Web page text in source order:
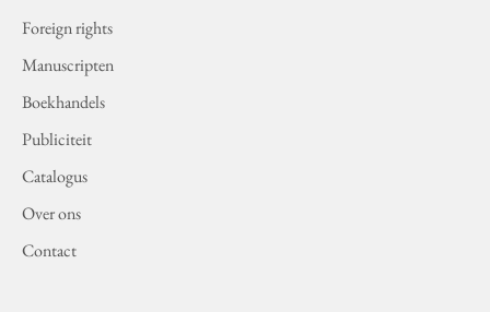
Foreign rights
Manuscripten
Boekhandels
Publiciteit
Catalogus
Over ons
Contact